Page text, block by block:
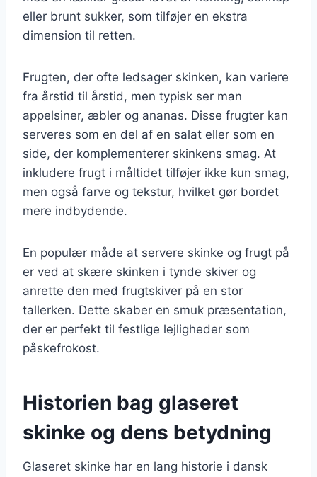
eller brunt sukker, som tilføjer en ekstra
dimension til retten.
Frugten, der ofte ledsager skinken, kan variere
fra årstid til årstid, men typisk ser man
appelsiner, æbler og ananas. Disse frugter kan
serveres som en del af en salat eller som en
side, der komplementerer skinkens smag. At
inkludere frugt i måltidet tilføjer ikke kun smag,
men også farve og tekstur, hvilket gør bordet
mere indbydende.
En populær måde at servere skinke og frugt på
er ved at skære skinken i tynde skiver og
anrette den med frugtskiver på en stor
tallerken. Dette skaber en smuk præsentation,
der er perfekt til festlige lejligheder som
påskefrokost.
Historien bag glaseret
skinke og dens betydning
Glaseret skinke har en lang historie i dansk